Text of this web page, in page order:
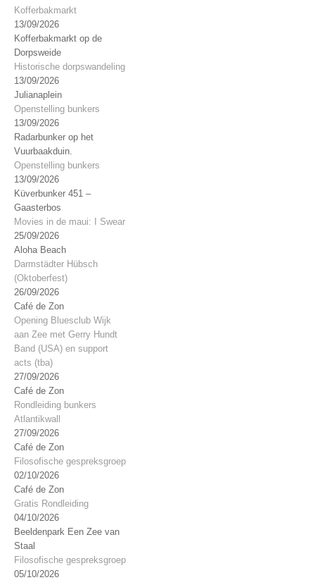
Kofferbakmarkt
13/09/2026
Kofferbakmarkt op de
Dorpsweide
Historische dorpswandeling
13/09/2026
Julianaplein
Openstelling bunkers
13/09/2026
Radarbunker op het
Vuurbaakduin.
Openstelling bunkers
13/09/2026
Küverbunker 451 –
Gaasterbos
Movies in de maui: I Swear
25/09/2026
Aloha Beach
Darmstädter Hübsch
(Oktoberfest)
26/09/2026
Café de Zon
Opening Bluesclub Wijk
aan Zee met Gerry Hundt
Band (USA) en support
acts (tba)
27/09/2026
Café de Zon
Rondleiding bunkers
Atlantikwall
27/09/2026
Café de Zon
Filosofische gespreksgroep
02/10/2026
Café de Zon
Gratis Rondleiding
04/10/2026
Beeldenpark Een Zee van
Staal
Filosofische gespreksgroep
05/10/2026